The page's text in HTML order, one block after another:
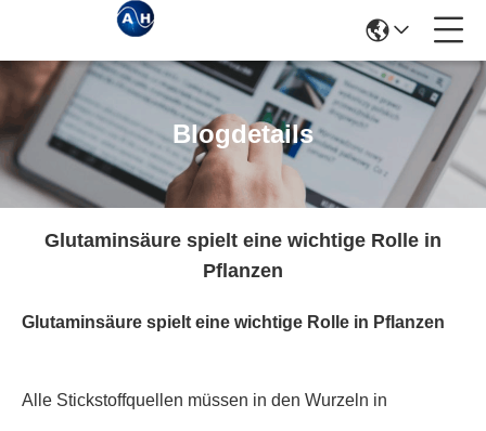
Blogdetails
Glutaminsäure spielt eine wichtige Rolle in
Pflanzen
Glutaminsäure spielt eine wichtige Rolle in Pflanzen
Alle Stickstoffquellen müssen in den Wurzeln in